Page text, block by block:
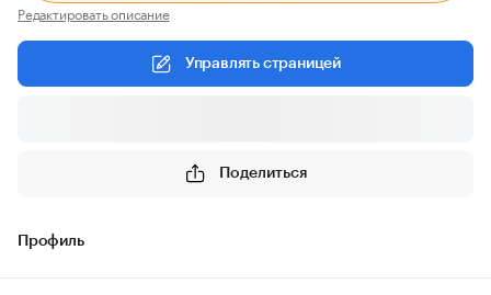
Редактировать описание
Управлять страницей
Поделиться
Профиль